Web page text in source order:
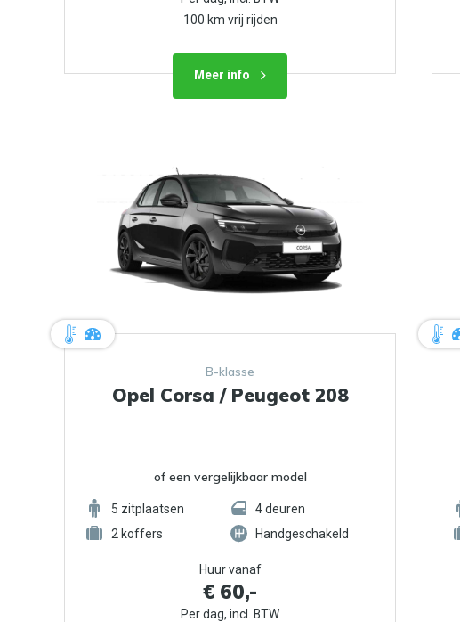
100 km vrij rijden
Meer info
B-klasse
Opel Corsa / Peugeot 208
of een vergelijkbaar model
5 zitplaatsen 4deuren
2 koffers Handgeschakeld
Huur vanaf
€ 60,-
Per dag, incl. BTW